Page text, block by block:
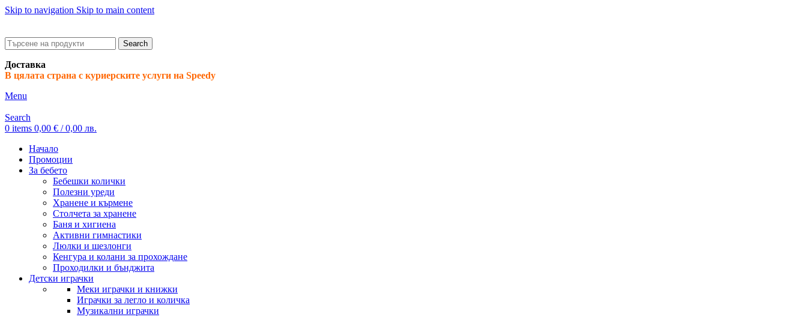
Skip to navigation Skip to main content
Search
Доставка
В цялата страна с куриерските услуги на Speedy
Menu
Search
0 items 0,00 € / 0,00 лв.
Начало
Промоции
За бебето
Бебешки колички
Полезни уреди
Хранене и кърмене
Столчета за хранене
Баня и хигиена
Активни гимнастики
Люлки и шезлонги
Кенгура и колани за прохождане
Проходилки и бънджита
Детски играчки
Меки играчки и книжки
Играчки за легло и количка
Музикални играчки